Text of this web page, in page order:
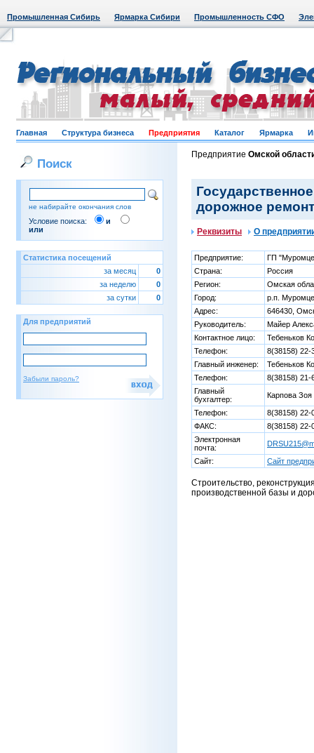
Промышленная Сибирь Ярмарка Сибири Промышленность СФО
Главная Структура бизнеса Предприятия Каталог Ярмарка
Поиск
не набирайте окончания слов
Условие поиска:
и
или
Статистика посещений
за месяц
0
за неделю
0
за сутки
0
Для предприятий
Забыли пароль?
Предприятие Омской
дорожное
Реквизиты О
Предприятие:
ГП
Страна:
Россия
Регион:
Омская
Город:
р.п.
Адрес:
646430,
Руководитель:
Майер
Контактное лицо:
Тебеньков
Телефон:
8(38158) 22-
Главный инженер:
Тебеньков
Телефон:
8(38158) 21-
Главный
бухгалтер:
Карпова
Телефон:
8(38158) 22-
ФАКС:
8(38158) 22-
Электронная
почта:
Сайт: Сайт
Cтроительство,
производственной базы и